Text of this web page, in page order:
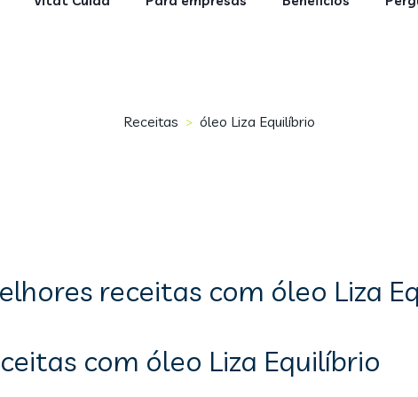
Receitas > óleo Liza Equilíbrio
receitas com óleo Liza
com óleo Liza Equilíbrio